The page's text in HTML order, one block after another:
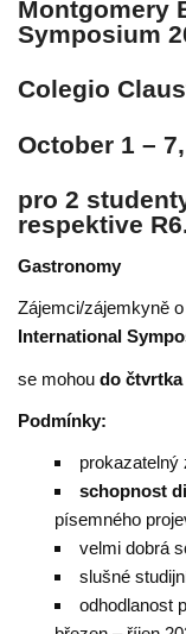
Montgomery
Symposium
Colegio
October 1 –
pro 2
respektive
Gastronomy
Zájemci/zájemkyně
International
se mohoudo čtvrtka
Podmínky:
prokazatelný
schopnost
písemného
velmi dobrá
slušné
odhodlanost